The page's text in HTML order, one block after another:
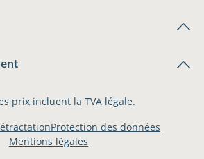
prix incluent la TVA légale.
Protection des données
Mentions légales